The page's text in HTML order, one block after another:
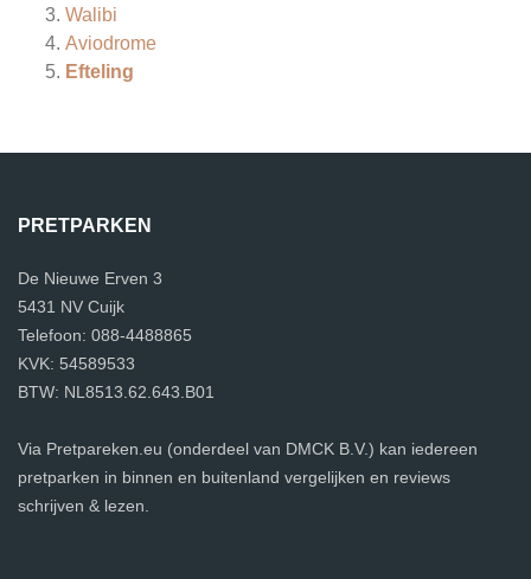
Walibi
Aviodrome
Efteling
PRETPARKEN
De Nieuwe Erven 3
5431 NV Cuijk
Telefoon: 088-4488865
KVK: 54589533
BTW: NL8513.62.643.B01
Via Pretpareken.eu (onderdeel van DMCK B.V.) kan iedereen
pretparken in binnen en buitenland vergelijken en reviews
schrijven & lezen.